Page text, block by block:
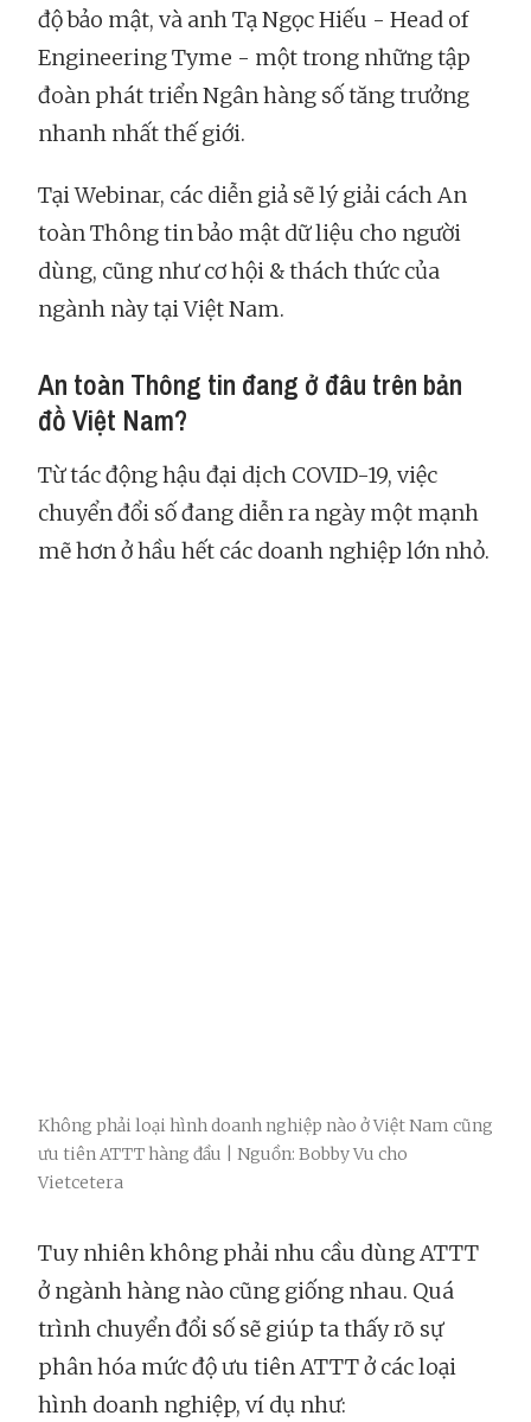
độ bảo mật, và anh Tạ Ngọc Hiếu - Head of
Engineering Tyme - một trong những tập
đoàn phát triển Ngân hàng số tăng trưởng
nhanh nhất thế giới.
Tại Webinar, các diễn giả sẽ lý giải cách An
toàn Thông tin bảo mật dữ liệu cho người
dùng, cũng như cơ hội & thách thức của
ngành này tại Việt Nam.
An toàn Thông tin đang ở đâu trên bản
đồ Việt Nam?
Từ tác động hậu đại dịch COVID-19, việc
chuyển đổi số đang diễn ra ngày một mạnh
mẽ hơn ở hầu hết các doanh nghiệp lớn nhỏ.
Không phải loại hình doanh nghiệp nào ở Việt Nam cũng
ưu tiên ATTT hàng đầu | Nguồn: Bobby Vu cho
Vietcetera
Tuy nhiên không phải nhu cầu dùng ATTT
ở ngành hàng nào cũng giống nhau. Quá
trình chuyển đổi số sẽ giúp ta thấy rõ sự
phân hóa mức độ ưu tiên ATTT ở các loại
hình doanh nghiệp, ví dụ như: